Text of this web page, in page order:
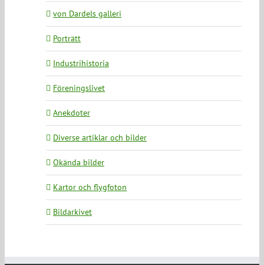
von Dardels galleri
Porträtt
Industrihistoria
Föreningslivet
Anekdoter
Diverse artiklar och bilder
Okända bilder
Kartor och flygfoton
Bildarkivet